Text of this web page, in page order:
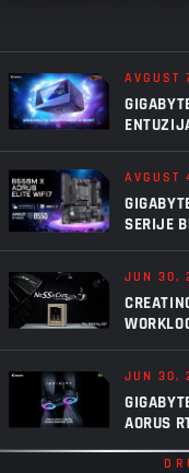
AVGUST
AVGUST
SERIJE
JUN 30,
JUN 30,
AORUS
INFINITY